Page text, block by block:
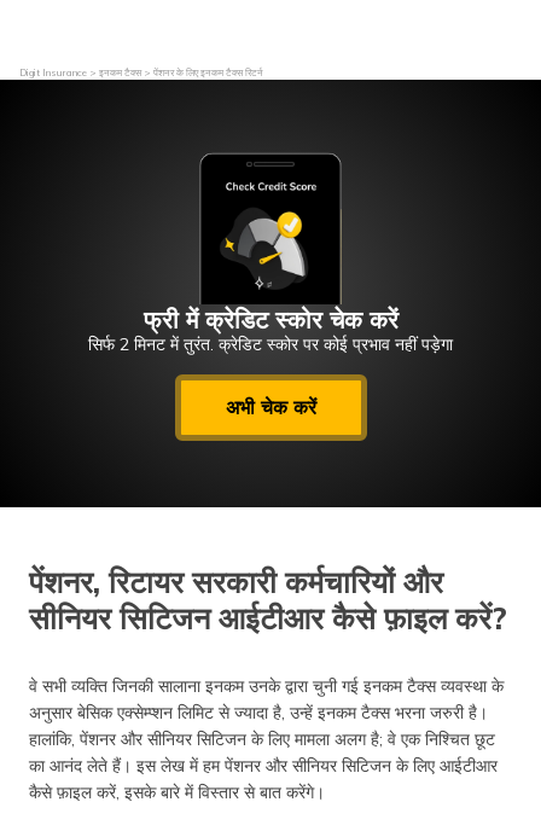
Digit Insurance इनकम टैक्स पेंशनर के लिए इनकम टैक्स रिटर्न
फ्री में क्रेडिट स्कोर चेक करें
सिर्फ 2 मिनट में तुरंत. क्रेडिट स्कोर पर कोई प्रभाव नहीं पड़ेगा
अभी चेक करें
पेंशनर, रिटायर सरकारी कर्मचारियों और
सीनियर सिटिजन आईटीआर कैसे फ़ाइल करें?
वे सभी व्यक्ति जिनकी सालाना इनकम उनके द्वारा चुनी गई इनकम टैक्स व्यवस्था के
अनुसार बेसिक एक्सेम्प्शन लिमिट से ज्यादा है, उन्हें इनकम टैक्स भरना जरुरी है।
हालांकि, पेंशनर और सीनियर सिटिजन के लिए मामला अलग है; वे एक निश्चित छूट
का आनंद लेते हैं। इस लेख में हम पेंशनर और सीनियर सिटिजन के लिए आईटीआर
कैसे फ़ाइल करें, इसके बारे में विस्तार से बात करेंगे।